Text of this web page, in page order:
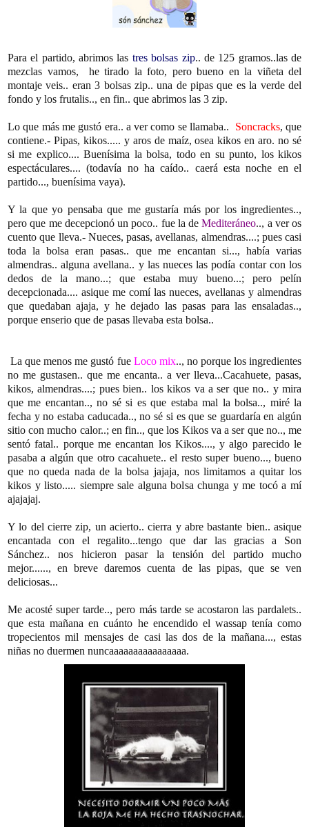
Para el partido, abrimos las tres bolsas zip.. de 125 gramos..las de
mezclas vamos, he tirado la foto, pero bueno en la viñeta del
montaje veis.. eran 3 bolsas zip.. una de pipas que es la verde del
fondo y los frutalis.., en fin.. que abrimos las 3 zip.
Lo que más me gustó era.. a ver como se llamaba.. Soncracks, que
contiene.- Pipas, kikos..... y aros de maíz, osea kikos en aro. no sé
si me explico.... Buenísima la bolsa, todo en su punto, los kikos
espectáculares.... (todavía no ha caído.. caerá esta noche en el
partido..., buenísima vaya).
Y la que yo pensaba que me gustaría más por los ingredientes..,
pero que me decepcionó un poco.. fue la de Mediteráneo.., a ver os
cuento que lleva.- Nueces, pasas, avellanas, almendras....; pues casi
toda la bolsa eran pasas.. que me encantan si..., había varias
almendras.. alguna avellana.. y las nueces las podía contar con los
dedos de la mano...; que estaba muy bueno...; pero pelín
decepcionada.... asique me comí las nueces, avellanas y almendras
que quedaban ajaja, y he dejado las pasas para las ensaladas..,
porque enserio que de pasas llevaba esta bolsa..
La que menos me gustó fue Loco mix.., no porque los ingredientes
no me gustasen.. que me encanta.. a ver lleva...Cacahuete, pasas,
kikos, almendras....; pues bien.. los kikos va a ser que no.. y mira
que me encantan.., no sé si es que estaba mal la bolsa.., miré la
fecha y no estaba caducada.., no sé si es que se guardaría en algún
sitio con mucho calor..; en fin.., que los Kikos va a ser que no.., me
sentó fatal.. porque me encantan los Kikos...., y algo parecido le
pasaba a algún que otro cacahuete.. el resto super bueno..., bueno
que no queda nada de la bolsa jajaja, nos limitamos a quitar los
kikos y listo..... siempre sale alguna bolsa chunga y me tocó a mí
ajajajaj.
Y lo del cierre zip, un acierto.. cierra y abre bastante bien.. asique
encantada con el regalito...tengo que dar las gracias a Son
Sánchez.. nos hicieron pasar la tensión del partido mucho
mejor......, en breve daremos cuenta de las pipas, que se ven
deliciosas...
Me acosté super tarde.., pero más tarde se acostaron las pardalets..
que esta mañana en cuánto he encendido el wassap tenía como
tropecientos mil mensajes de casi las dos de la mañana..., estas
niñas no duermen nuncaaaaaaaaaaaaaaaa.